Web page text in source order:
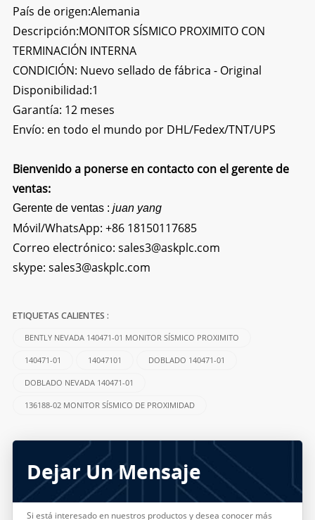
País de origen:Alemania
Descripción:MONITOR SÍSMICO PROXIMITO CON
TERMINACIÓN INTERNA
CONDICIÓN: Nuevo sellado de fábrica - Original
Disponibilidad:1
Garantía: 12 meses
Envío: en todo el mundo por DHL/Fedex/TNT/UPS
Bienvenido a ponerse en contacto con el gerente de
ventas:
Gerente de ventas : juan yang
Móvil/WhatsApp: +86 18150117685
Correo electrónico: sales3@askplc.com
skype: sales3@askplc.com
ETIQUETAS CALIENTES :
BENTLY NEVADA 140471-01 MONITOR SÍSMICO PROXIMITO
140471-01 14047101 DOBLADO 140471-01
DOBLADO NEVADA 140471-01
136188-02 MONITOR SÍSMICO DE PROXIMIDAD
Dejar Un Mensaje
Si está interesado en nuestros productos y desea conocer más